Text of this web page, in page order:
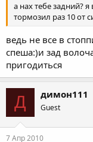
а нах тебе задний?
тормозил раз 10 от
ведь не все в
спеша:)и зад
пригодиться
Д димон111
Guest
7 Апр 2010